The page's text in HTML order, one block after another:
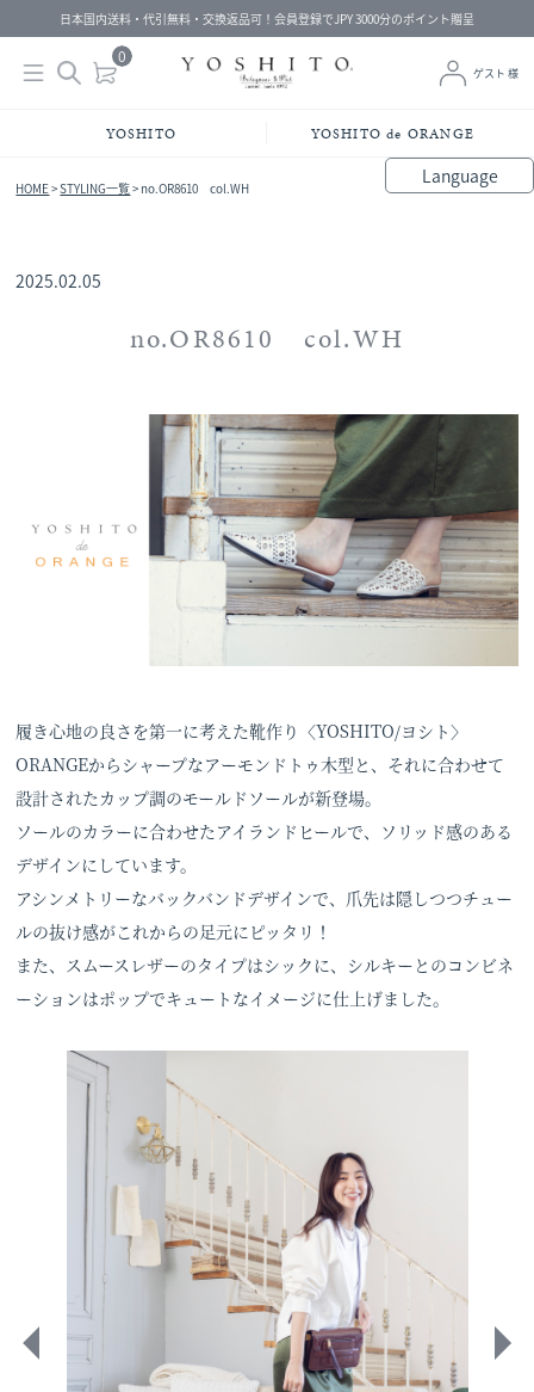
日本国内送料・代引無料・交換返品可！会員登録でJPY 3000分のポイント贈呈
YOSHITO YOSHITO de ORANGE
Language
HOME>STYLING一覧> no.OR8610 col.WH
2025.02.05
no.OR8610 col.WH
履き心地の良さを第一に考えた靴作り〈YOSHITO/ヨシト〉
ORANGEからシャープなアーモンドトゥ木型と、それに合わせて
設計されたカップ調のモールドソールが新登場。
ソールのカラーに合わせたアイランドヒールで、ソリッド感のある
デザインにしています。
アシンメトリーなバックバンドデザインで、爪先は隠しつつチュー
ルの抜け感がこれからの足元にピッタリ！
また、スムースレザーのタイプはシックに、シルキーとのコンビネ
ーションはポップでキュートなイメージに仕上げました。